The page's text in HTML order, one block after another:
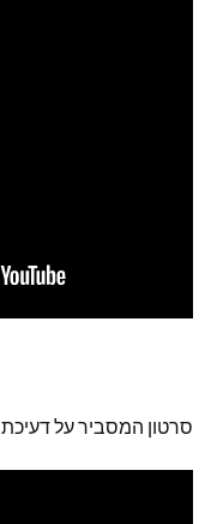
סרטון המסביר על דעיכת T2 (ע"מ 103 בספר):